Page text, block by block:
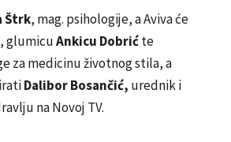
Štrk, mag. psihologije, a Aviva će
glumicuAnkicu Dobrićte
za medicinu životnog stila, a
Dalibor Bosančić, urednik i
na Novoj TV.